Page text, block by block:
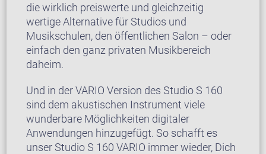
die wirklich preiswerte und gleichzeitig
wertige Alternative für Studios und
Musikschulen, den öffentlichen Salon – oder
einfach den ganz privaten Musikbereich
daheim.
Und in der VARIO Version des Studio S 160
sind dem akustischen Instrument viele
wunderbare Möglichkeiten digitaler
Anwendungen hinzugefügt. So schafft es
unser Studio S 160 VARIO immer wieder, Dich